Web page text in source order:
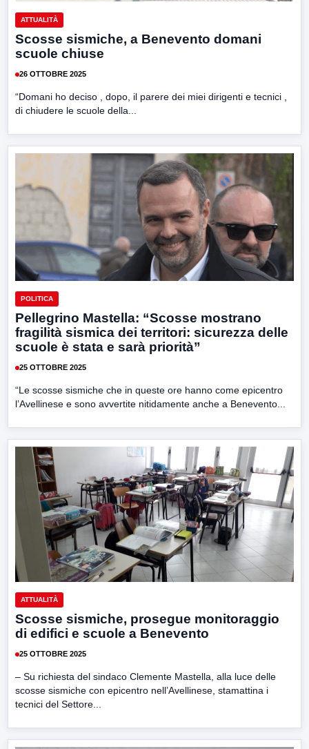
ATTUALITÀ
Scosse sismiche, a Benevento domani
scuole chiuse
26 OTTOBRE 2025
“Domani ho deciso , dopo, il parere dei miei dirigenti e tecnici ,
di chiudere le scuole della...
POLITICA
Pellegrino Mastella: “Scosse mostrano
fragilità sismica dei territori: sicurezza delle
scuole è stata e sarà priorità”
25 OTTOBRE 2025
“Le scosse sismiche che in queste ore hanno come epicentro
l’Avellinese e sono avvertite nitidamente anche a Benevento...
ATTUALITÀ
Scosse sismiche, prosegue monitoraggio
di edifici e scuole a Benevento
25 OTTOBRE 2025
– Su richiesta del sindaco Clemente Mastella, alla luce delle
scosse sismiche con epicentro nell’Avellinese, stamattina i
tecnici del Settore...